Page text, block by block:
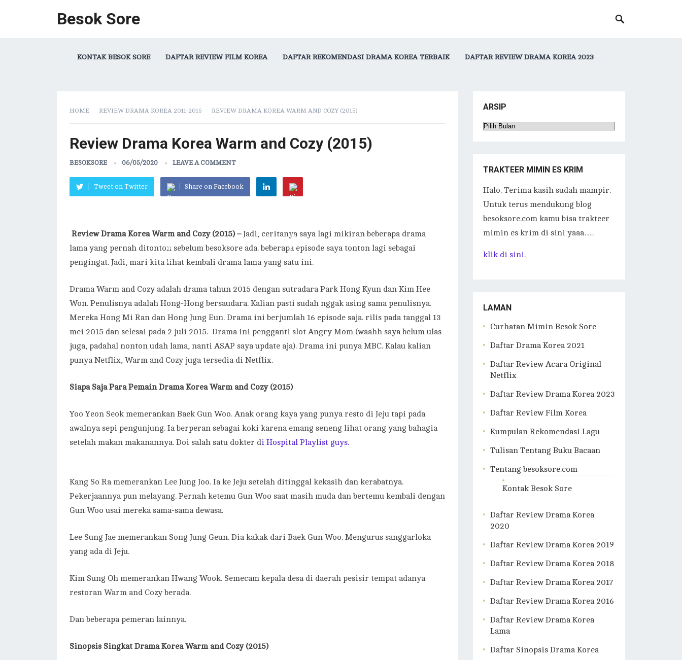
Besok Sore
KONTAK BESOK SORE DAFTAR REVIEW FILM KOREA DAFTAR REKOMENDASI DRAMA KOREA TERBAIK DAFTAR REVIEW DRAMA KOREA 2023
HOME REVIEW DRAMA KOREA 2011-2015 REVIEW DRAMA KOREA WARM AND COZY (2015)
Review Drama Korea Warm and Cozy (2015)
BESOKSORE 06/05/2020 LEAVE A COMMENT
Tweet on Twitter Share on Facebook
Review Drama Korea Warm and Cozy (2015) –Jadi, ceritanya saya lagi mikiran beberapa drama
lama yang pernah ditonton sebelum besoksore ada. beberapa episode saya tonton lagi sebagai
pengingat. Jadi, mari kita lihat kembali drama lama yang satu ini.
Drama Warm and Cozy adalah drama tahun 2015 dengan sutradara Park Hong Kyun dan Kim Hee
Won. Penulisnya adalah Hong-Hong bersaudara. Kalian pasti sudah nggak asing sama penulisnya.
Mereka Hong Mi Ran dan Hong Jung Eun. Drama ini berjumlah 16 episode saja. rilis pada tanggal 13
mei 2015 dan selesai pada 2 juli 2015. Drama ini pengganti slot Angry Mom (waahh saya belum ulas
juga, padahal nonton udah lama, nanti ASAP saya update aja). Drama ini punya MBC. Kalau kalian
punya Netflix, Warm and Cozy juga tersedia di Netflix.
Siapa Saja Para Pemain Drama Korea Warm and Cozy (2015)
Yoo Yeon Seok memerankan Baek Gun Woo. Anak orang kaya yang punya resto di Jeju tapi pada
awalnya sepi pengunjung. Ia berperan sebagai koki karena emang seneng lihat orang yang bahagia
setelah makan makanannya. Doi salah satu dokter di Hospital Playlist guys.
Kang So Ra memerankan Lee Jung Joo. Ia ke Jeju setelah ditinggal kekasih dan kerabatnya.
Pekerjaannya pun melayang. Pernah ketemu Gun Woo saat masih muda dan bertemu kembali dengan
Gun Woo usai mereka sama-sama dewasa.
Lee Sung Jae memerankan Song Jung Geun. Dia kakak dari Baek Gun Woo. Mengurus sanggarloka
yang ada di Jeju.
Kim Sung Oh memerankan Hwang Wook. Semecam kepala desa di daerah pesisir tempat adanya
restoran Warm and Cozy berada.
Dan beberapa pemeran lainnya.
Sinopsis Singkat Drama Korea Warm and Cozy (2015)
ARSIP
Arsip
TRAKTEER MIMIN ES KRIM
Halo. Terima kasih sudah mampir.
Untuk terus mendukung blog
besoksore.com kamu bisa trakteer
mimin es krim di sini yaaa….
klik di sini.
LAMAN
Curhatan Mimin Besok Sore
Daftar Drama Korea 2021
Daftar Review Acara Original
Netflix
Daftar Review Drama Korea 2023
Daftar Review Film Korea
Kumpulan Rekomendasi Lagu
Tulisan Tentang Buku Bacaan
Tentang besoksore.com
Kontak Besok Sore
Daftar Review Drama Korea
2020
Daftar Review Drama Korea 2019
Daftar Review Drama Korea 2018
Daftar Review Drama Korea 2017
Daftar Review Drama Korea 2016
Daftar Review Drama Korea
Lama
Daftar Sinopsis Drama Korea